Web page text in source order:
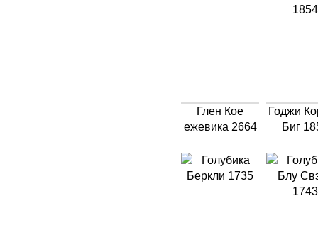
Глен Кое
ежевика 2664
Годжи
Биг